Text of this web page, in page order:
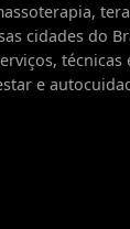
cidades do
técnicas
e